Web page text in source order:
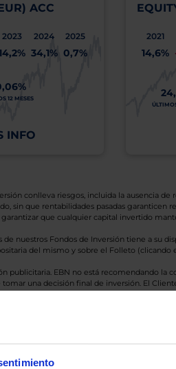
ACC
2023 2024
34,1%
2025
0,7%
12 MESES
INFO
2021
14,6%
conlleva riesgos, incluida la ausencia
sin que rentabilidades pasadas garanticen
que cualquier capital invertido
de nuestros Fondos de Inversión tiene a su
del mismo y sobre el Folleto (clicando
publicitaria. EBN no está recomendando
tomar una decisión final de inversión. El
mostrados hacen referencia a los Valores
actual con reinversión de dividendos si el